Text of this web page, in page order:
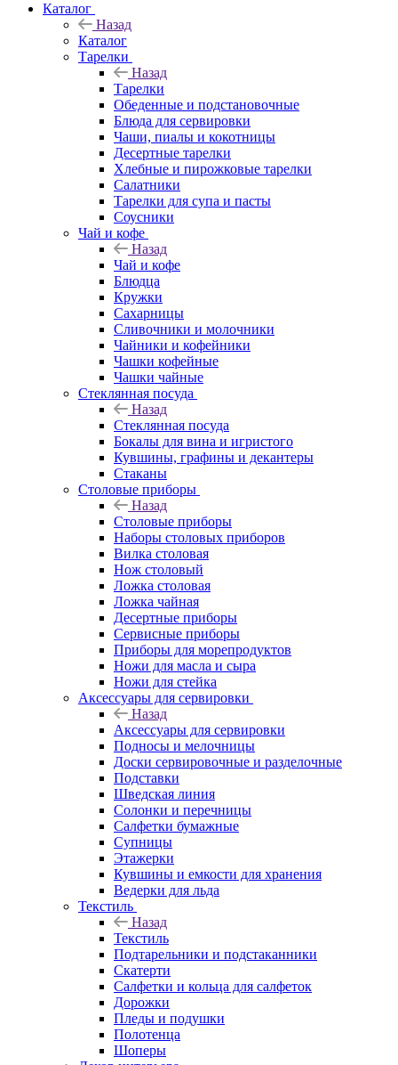
Каталог
Назад
Каталог
Тарелки
Назад
Тарелки
Обеденные и подстановочные
Блюда для сервировки
Чаши, пиалы и кокотницы
Десертные тарелки
Хлебные и пирожковые тарелки
Салатники
Тарелки для супа и пасты
Соусники
Чай и кофе
Назад
Чай и кофе
Блюдца
Кружки
Сахарницы
Сливочники и молочники
Чайники и кофейники
Чашки кофейные
Чашки чайные
Стеклянная посуда
Назад
Стеклянная посуда
Бокалы для вина и игристого
Кувшины, графины и декантеры
Стаканы
Столовые приборы
Назад
Столовые приборы
Наборы столовых приборов
Вилка столовая
Нож столовый
Ложка столовая
Ложка чайная
Десертные приборы
Сервисные приборы
Приборы для морепродуктов
Ножи для масла и сыра
Ножи для стейка
Аксессуары для сервировки
Назад
Аксессуары для сервировки
Подносы и мелочницы
Доски сервировочные и разделочные
Подставки
Шведская линия
Солонки и перечницы
Салфетки бумажные
Супницы
Этажерки
Кувшины и емкости для хранения
Ведерки для льда
Текстиль
Назад
Текстиль
Подтарельники и подстаканники
Скатерти
Салфетки и кольца для салфеток
Дорожки
Пледы и подушки
Полотенца
Шоперы